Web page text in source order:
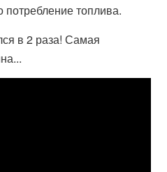
потребление топлива.
в 2 раза! Самая